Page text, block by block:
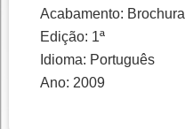
Acabamento: Brochura
Edição: 1ª
Idioma: Português
Ano: 2009